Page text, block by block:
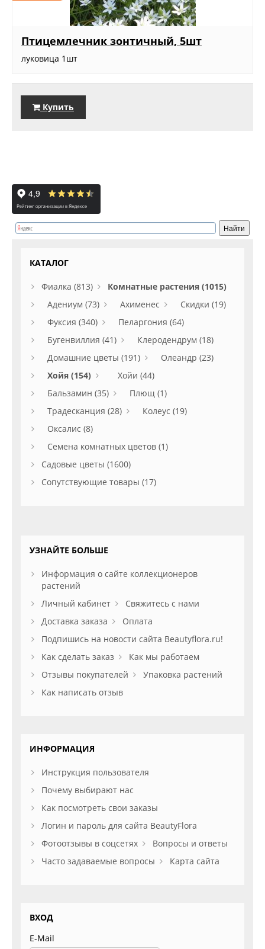
Птицемлечник зонтичный, 5шт
луковица 1шт
Купить
КАТАЛОГ
Фиалка (813)
Комнатные растения (1015)
Адениум (73)
Ахименес
Скидки (19)
Фуксия (340)
Пеларгония (64)
Бугенвиллия (41)
Клеродендрум (18)
Домашние цветы (191)
Олеандр (23)
Хойя (154)
Хойи (44)
Бальзамин (35)
Плющ (1)
Традесканция (28)
Колеус (19)
Оксалис (8)
Семена комнатных цветов (1)
Садовые цветы (1600)
Сопутствующие товары (17)
УЗНАЙТЕ БОЛЬШЕ
Информация о сайте коллекционеров
растений
Личный кабинет
Свяжитесь с нами
Доставка заказа
Оплата
Подпишись на новости сайта Beautyflora.ru!
Как сделать заказ
Как мы работаем
Отзывы покупателей
Упаковка растений
Как написать отзыв
ИНФОРМАЦИЯ
Инструкция пользователя
Почему выбирают нас
Как посмотреть свои заказы
Логин и пароль для сайта BeautyFlora
Фотоотзывы в соцсетях
Вопросы и ответы
Часто задаваемые вопросы
Карта сайта
ВХОД
E-Mail